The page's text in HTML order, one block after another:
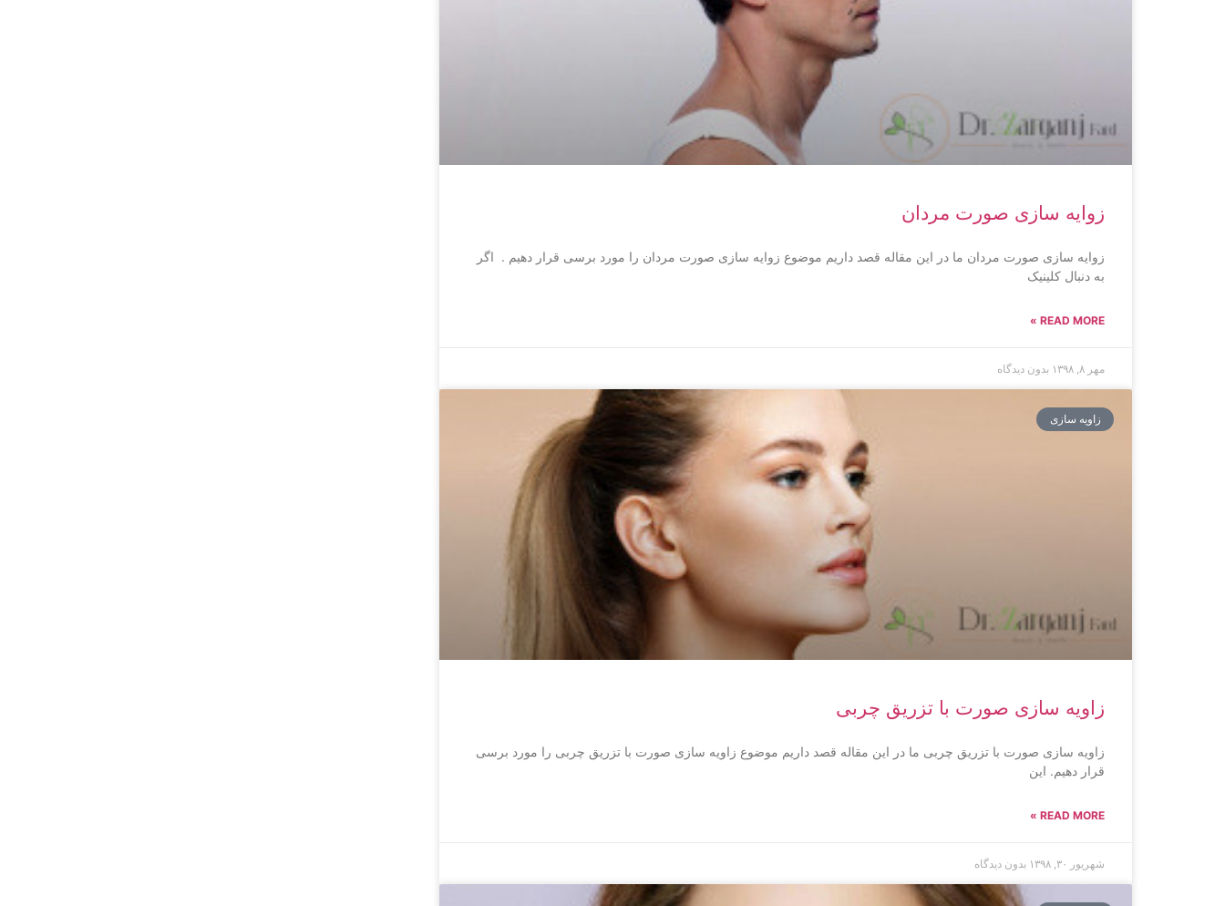
زوایه سازی صورت مردان
زوایه سازی صورت مردان ما در این مقاله قصد داریم موضوع زوایه سازی صورت مردان را مورد برسی قرار دهیم . اگر
به دنبال کلینیک
READ MORE »
مهر ۸, ۱۳۹۸ بدون دیدگاه
زاویه سازی
زاویه سازی صورت با تزریق چربی
زاویه سازی صورت با تزریق چربی ما در این مقاله قصد داریم موضوع زاویه سازی صورت با تزریق چربی را مورد برسی
قرار دهیم. این
READ MORE »
شهریور ۳۰, ۱۳۹۸ بدون دیدگاه